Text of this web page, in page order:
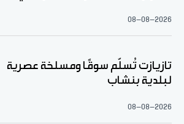
08-08-2026
تازيازت تُسلّم سوقًا ومسلخة عصرية
لبلدية بنشاب
08-08-2026